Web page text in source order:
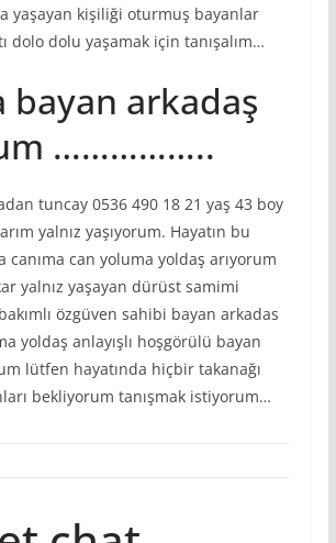
yaşayan kişiliği oturmuş bayanlar
dolo dolu yaşamak için tanışalım…
bayan arkadaş
……………..
tuncay 0536 490 18 21 yaş 43 boy
yalnız yaşıyorum. Hayatın bu
canıma can yoluma yoldaş arıyorum
yalnız yaşayan dürüst samimi
özgüven sahibi bayan arkadas
yoldaş anlayışlı hoşgörülü bayan
lütfen hayatında hiçbir takanağı
bekliyorum tanışmak istiyorum…